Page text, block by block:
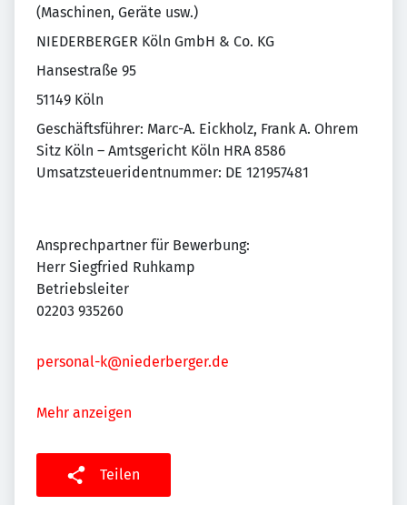
(Maschinen, Geräte usw.)
NIEDERBERGER Köln GmbH & Co. KG
Hansestraße 95
51149 Köln
Geschäftsführer: Marc-A. Eickholz, Frank A. Ohrem
Sitz Köln – Amtsgericht Köln HRA 8586
Umsatzsteueridentnummer: DE 121957481
Ansprechpartner für Bewerbung:
Herr Siegfried Ruhkamp
Betriebsleiter
02203 935260
personal-k@niederberger.de
Mehr anzeigen
Teilen